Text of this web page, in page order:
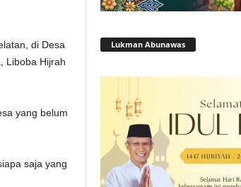
di Desa
Liboba Hijrah
yang belum
saja yang
Lukman Abunawas